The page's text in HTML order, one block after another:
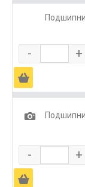
- +
Ä
1
- +
Ä